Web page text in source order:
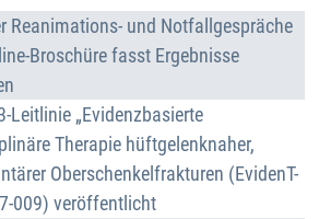
Reanimations- und Notfallgespräche
Broschüre fasst Ergebnisse
Leitlinie „Evidenzbasierte
Therapie hüftgelenknaher,
Oberschenkelfrakturen (EvidenT-
009) veröffentlicht